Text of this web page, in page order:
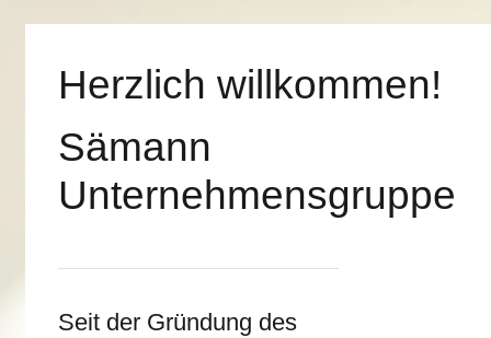
Herzlich willkommen!
Sämann
Unternehmensgruppe
Seit der Gründung des